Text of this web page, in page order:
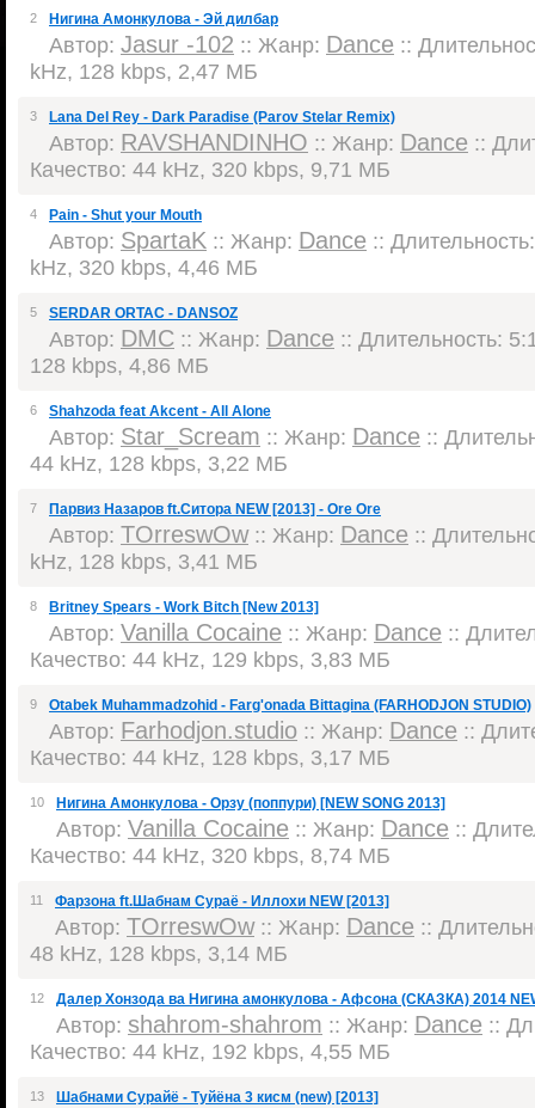
2 Нигина Амонкулова - Эй дилбар
Автор: Jasur -102 :: Жанр: Dance ::
kHz, 128 kbps, 2,47 МБ
3 Lana Del Rey - Dark Paradise (Parov Stelar Remix)
Автор: RAVSHANDINHO :: Жанр: Dance ::
Качество: 44 kHz, 320 kbps, 9,71 МБ
4 Pain - Shut your Mouth
Автор: SpartaK :: Жанр: Dance ::
kHz, 320 kbps, 4,46 МБ
5 SERDAR ORTAC - DANSOZ
Автор: DMC :: Жанр: Dance :: Длительность:
128 kbps, 4,86 МБ
6 Shahzoda feat Akcent - All Alone
Автор: Star_Scream :: Жанр: Dance ::
44 kHz, 128 kbps, 3,22 МБ
7 Парвиз Назаров ft.Ситора NEW [2013] - Ore Ore
Автор: TOrreswOw:: Жанр: Dance ::
kHz, 128 kbps, 3,41 МБ
8 Britney Spears - Work Bitch [New 2013]
Автор: Vanilla Cocaine :: Жанр: Dance ::
Качество: 44 kHz, 129 kbps, 3,83 МБ
9 Otabek Muhammadzohid - Farg'onada Bittagina (FARHODJON STUDIO)
Автор: Farhodjon.studio :: Жанр: Dance ::
Качество: 44 kHz, 128 kbps, 3,17 МБ
10 Нигина Амонкулова - Орзy (поппури) [NEW SONG 2013]
Автор: Vanilla Cocaine :: Жанр: Dance ::
Качество: 44 kHz, 320 kbps, 8,74 МБ
11 Фарзона ft.Шабнам Сураё - Иллохи NEW [2013]
Автор: TOrreswOw:: Жанр: Dance ::
48 kHz, 128 kbps, 3,14 МБ
12 Далер Хонзода ва Нигина амонкулова - Афсона (СКАЗКА) 2014
Автор: shahrom-shahrom :: Жанр: Dance ::
Качество: 44 kHz, 192 kbps, 4,55 МБ
13 Шабнами Сурайё - Туйёна 3 кисм (new) [2013]